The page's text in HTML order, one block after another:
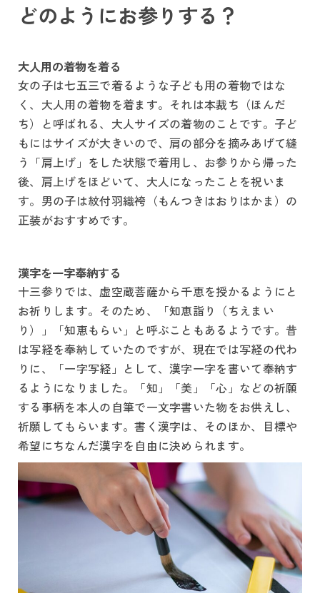
どのようにお参りする？
大人用の着物を着る
女の子は七五三で着るような子ども用の着物ではな
く、大人用の着物を着ます。それは本裁ち（ほんだ
ち）と呼ばれる、大人サイズの着物のことです。子ど
もにはサイズが大きいので、肩の部分を摘みあげて縫
う「肩上げ」をした状態で着用し、お参りから帰った
後、肩上げをほどいて、大人になったことを祝いま
す。男の子は紋付羽織袴（もんつきはおりはかま）の
正装がおすすめです。
漢字を一字奉納する
十三参りでは、虚空蔵菩薩から千恵を授かるようにと
お祈りします。そのため、「知恵詣り（ちえまい
り）」「知恵もらい」と呼ぶこともあるようです。昔
は写経を奉納していたのですが、現在では写経の代わ
りに、「一字写経」として、漢字一字を書いて奉納す
るようになりました。「知」「美」「心」などの祈願
する事柄を本人の自筆で一文字書いた物をお供えし、
祈願してもらいます。書く漢字は、そのほか、目標や
希望にちなんだ漢字を自由に決められます。